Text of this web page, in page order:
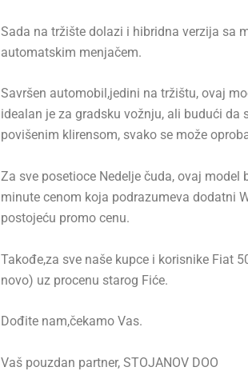
Sada na tržište dolazi i hibridna verzija sa
automatskim menjačem.
Savršen automobil,jedini na tržištu, ovaj
idealan je za gradsku vožnju, ali budući da
povišenim klirensom, svako se može
Za sve posetioce Nedelje čuda, ovaj
minute cenom koja podrazumeva dodatni
postojeću promo cenu.
Takođe,za sve naše kupce i korisnike Fiat
novo) uz procenu starog Fiće.
Dođite nam,čekamo Vas.
Vaš pouzdan partner, STOJANOV DOO